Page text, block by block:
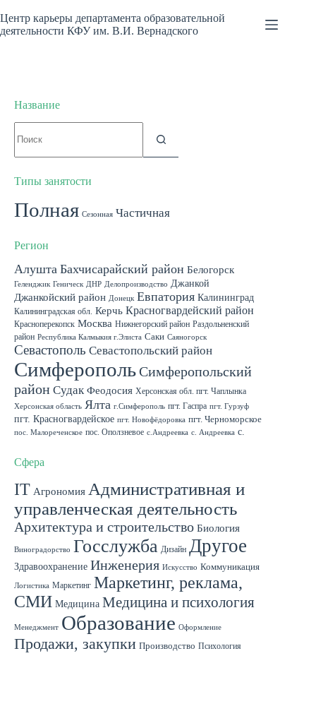
к
сути
Центр карьеры департамента образовательной
деятельности КФУ им. В.И. Вернадского
Название
не
Типы занятости
Полная Сезонная Частичная
Регион
Алушта Бахчисарайский район Белогорск
Геленджик Геническ ДНР Делопроизводство Джанкой
Джанкойский район Донецк Евпатория Калининград
Калининградская обл. Керчь Красногвардейский район
Красноперекопск Москва Нижнегорский район Раздольненский
район Республика Калмыкия г.Элиста Саки Саяногорск
Севастополь Севастопольский район
СимферопольСимферопольский
район Судак Феодосия Херсонская обл. пгт. Чаплынка
Херсонская область Ялта г.Симферополь пгт. Гаспра пгт. Гурзуф
пгт. Красногвардейское пгт. Новофёдоровка пгт. Черноморское
пос. Малореченское пос. Оползневое с.Андреевка с. Андреевка с.
с.Школьное
Сфера
IT Агрономия Административная и
управленческая деятельность
Архитектура и строительство Биология
Виноградорство Госслужба Дизайн Другое
Здравоохранение Инженерия Искусство Коммуникация
Логистика Маркетинг Маркетинг, реклама,
СМИ Медицина Медицина и психология
Менеджмент Образование Оформление
Продажи, закупки Производство Психология